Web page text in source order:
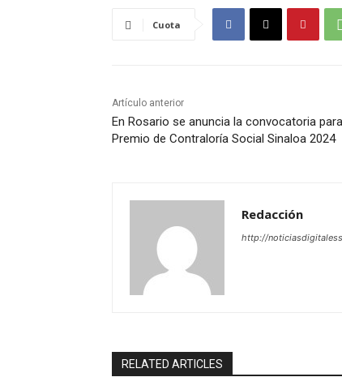
Cuota
Artículo anterior
En Rosario se anuncia la convocatoria
Premio de Contraloría Social Sinaloa 2024
Redacción
http://
RELATED ARTICLES